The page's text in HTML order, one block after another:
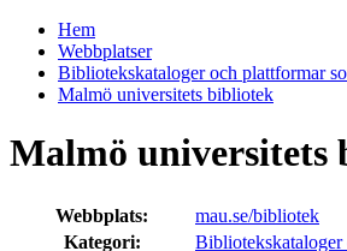
Hem
Webbplatser
Bibliotekskataloger och plattformar
Malmö universitets bibliotek
Malmö universitets
Webbplats:
mau.se/bibliotek
Kategori:
Bibliotekskataloger